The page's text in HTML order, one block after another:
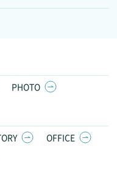
PHOTO
OFFICE